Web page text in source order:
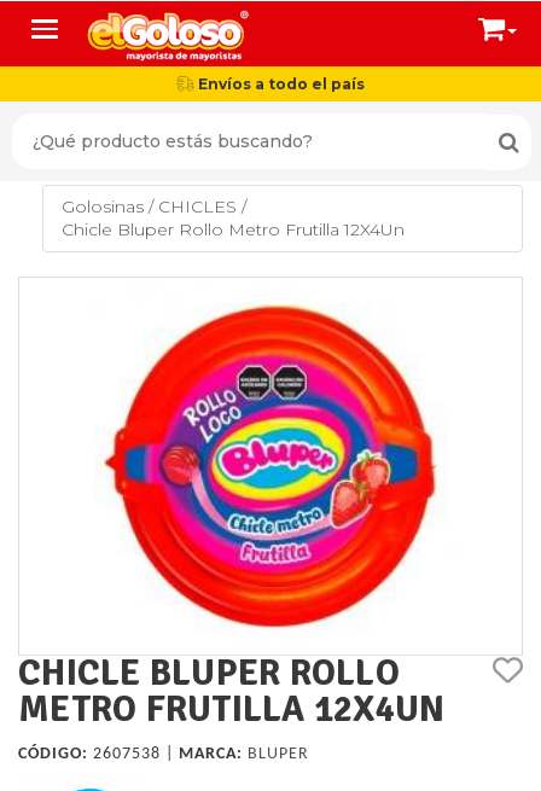
Toggle navigation
Envíos a todo el país
Golosinas / CHICLES /
Chicle Bluper Rollo Metro Frutilla 12X4Un
CHICLE BLUPER ROLLO
METRO FRUTILLA 12X4UN
CÓDIGO: 2607538 | MARCA: BLUPER